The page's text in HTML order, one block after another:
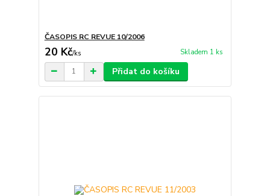
ČASOPIS RC REVUE 10/2006
20 Kč/ks Skladem 1 ks
Přidat do košíku